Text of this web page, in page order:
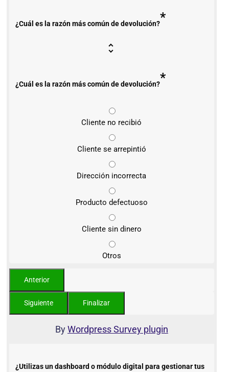
¿Cuál es la razón más común de devolución?*
¿Cuál es la razón más común de devolución?*
Cliente no recibió
Cliente se arrepintió
Dirección incorrecta
Producto defectuoso
Cliente sin dinero
Otros
ByWordpress Survey plugin
¿Utilizas un dashboard o módulo digital para gestionar tus